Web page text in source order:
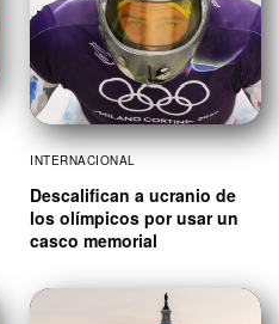
INTERNACIONAL
Descalifican a ucranio de
los olímpicos por usar un
casco memorial